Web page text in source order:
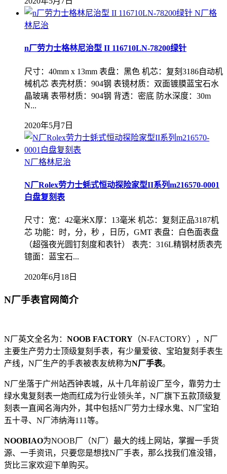
N厂格
林尼治
n厂劳力士格林尼治型 II 116710LN-78200绿针
尺寸：40mm x 13mm 表盘：黑色 机芯：复刻3186自动机
械机芯 表壳材质：904钢 表镜材质：双面镀膜蓝宝石水
晶玻璃 表带材质：904钢 背透：密底 防水深度：30m
N...
2020年5月7日
N厂格林尼治
N厂Rolex劳力士蚝式恒动探险家型II系列m216570-0001
白盘复刻表
尺寸：宽：42毫米X厚：13毫米 机芯：复刻正品3187机
芯 功能：时，分，秒 ，日历，GMT 表盘：白色面表盘
（超强夜光圆钉刻度和表针） 表壳：316L精钢材质表壳
镱面：蓝宝石...
2020年6月18日
N厂手表官网简介
N厂英文全名为： NOOB FACTORY （N-FACTORY），N厂
主要生产劳力士顶级复刻手表，有少量爱彼、宝珀复刻手表生
产线，N厂生产的手表被表友统称为N厂手表。
N厂坐落于广州站西钟表城，从十几年前设厂至今，靠劳力士
绿水鬼复刻表一炮而红成为行业领头羊，N厂旗下五款顶级复
刻表一直闻名海内外，其中包括N厂劳力士绿水鬼、N厂宝珀
五十寻、N厂沛纳海111等。
NOOBIAO为NOOB厂（N厂）最大的线上网站，掌握一手货
源、一手资讯，只要您是想找N厂手表，那么找我们准没错，
货比三家欢迎下单购买。